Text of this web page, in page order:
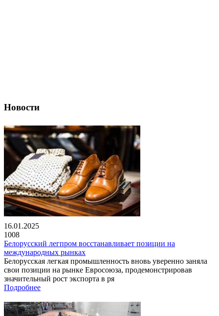
Новости
16.01.2025
1008
Белорусский легпром восстанавливает позиции на
международных рынках
Белорусская легкая промышленность вновь уверенно заняла
свои позиции на рынке Евросоюза, продемонстрировав
значительный рост экспорта в ря
Подробнее